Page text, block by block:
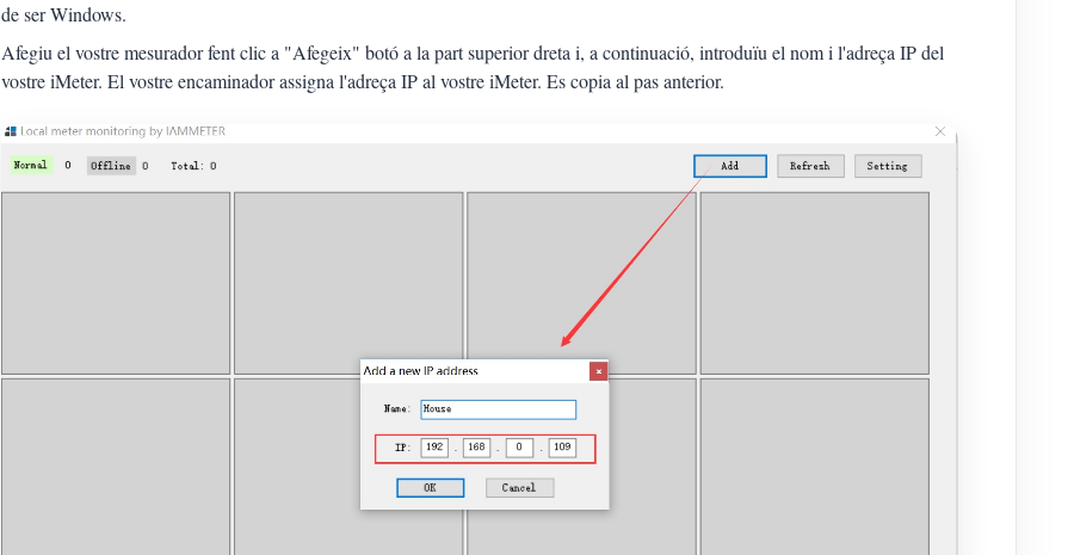
de ser Windows.
Afegiu el vostre mesurador fent clic a "Afegeix" botó a la part superior dreta i, a continuació, introduïu el nom i l'adreça IP del
vostre iMeter. El vostre encaminador assigna l'adreça IP al vostre iMeter. Es copia al pas anterior.